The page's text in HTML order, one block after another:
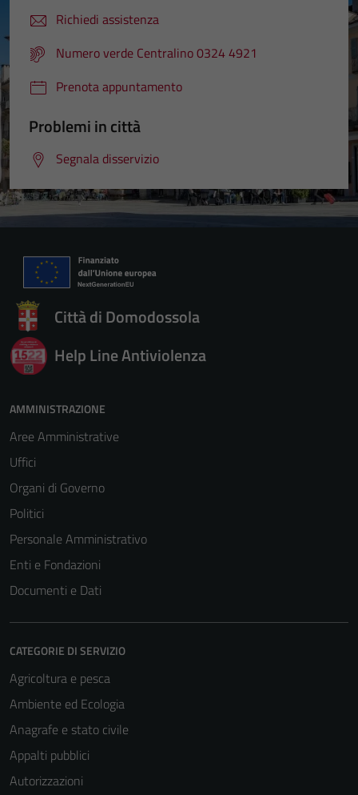
Richiedi assistenza
Numero verde Centralino 0324 4921
Prenota appuntamento
Problemi in città
Segnala disservizio
Città di Domodossola
Help Line Antiviolenza
AMMINISTRAZIONE
Aree Amministrative
Uffici
Organi di Governo
Politici
Personale Amministrativo
Enti e Fondazioni
Documenti e Dati
CATEGORIE DI SERVIZIO
Agricoltura e pesca
Ambiente ed Ecologia
Anagrafe e stato civile
Appalti pubblici
Autorizzazioni